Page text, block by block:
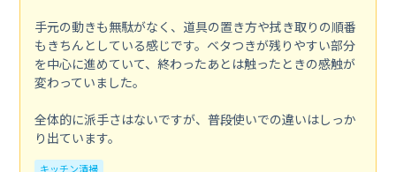
手元の動きも無駄がなく、道具の置き方や拭き取りの順番
もきちんとしている感じです。ベタつきが残りやすい部分
を中心に進めていて、終わったあとは触ったときの感触が
変わっていました。
全体的に派手さはないですが、普段使いでの違いはしっか
り出ています。
キッチン清掃